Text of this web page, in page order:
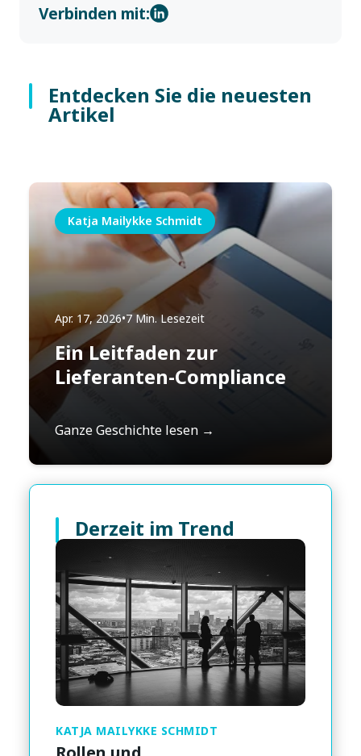
Verbinden mit:
Entdecken Sie die neuesten
Artikel
Katja Mailykke Schmidt
Apr. 17, 2026•7 Min. Lesezeit
Ein Leitfaden zur
Lieferanten-Compliance
Ganze Geschichte lesen →
Derzeit im Trend
KATJA MAILYKKE SCHMIDT